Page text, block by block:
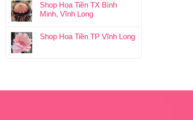
Shop Hoa Tiền TX Bình
Minh, Vĩnh Long
Shop Hoa Tiền TP Vĩnh Long